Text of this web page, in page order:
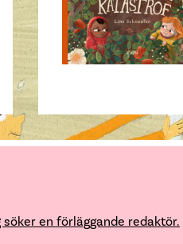
en förläggande redaktör.